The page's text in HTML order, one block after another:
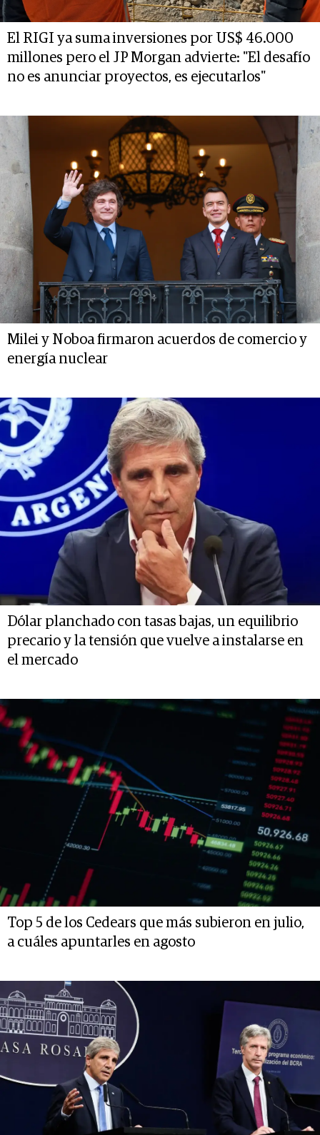
El RIGI ya suma inversiones por US$ 46.000
millones pero el JP Morgan advierte: "El desafío
no es anunciar proyectos, es ejecutarlos"
Milei y Noboa firmaron acuerdos de comercio y
energía nuclear
Dólar planchado con tasas bajas, un equilibrio
precario y la tensión que vuelve a instalarse en
el mercado
Top 5 de los Cedears que más subieron en julio,
a cuáles apuntarles en agosto